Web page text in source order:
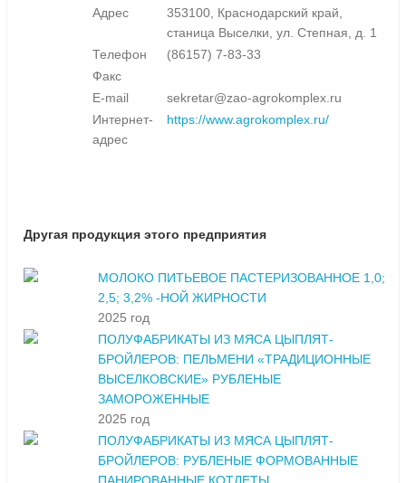
Адрес
353100, Краснодарский край,
станица Выселки, ул. Степная, д. 1
Телефон
(86157) 7-83-33
Факс
E-mail
sekretar@zao-agrokomplex.ru
Интернет-
адрес
https://www.agrokomplex.ru/
Другая продукция этого предприятия
МОЛОКО ПИТЬЕВОЕ ПАСТЕРИЗОВАННОЕ 1,0;
2,5; 3,2% -НОЙ ЖИРНОСТИ
2025 год
ПОЛУФАБРИКАТЫ ИЗ МЯСА ЦЫПЛЯТ-
БРОЙЛЕРОВ: ПЕЛЬМЕНИ «ТРАДИЦИОННЫЕ
ВЫСЕЛКОВСКИЕ» РУБЛЕНЫЕ
ЗАМОРОЖЕННЫЕ
2025 год
ПОЛУФАБРИКАТЫ ИЗ МЯСА ЦЫПЛЯТ-
БРОЙЛЕРОВ: РУБЛЕНЫЕ ФОРМОВАННЫЕ